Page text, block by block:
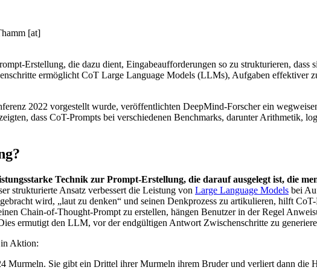
Erstellung, die dazu dient, Eingabeaufforderungen so zu strukturieren, dass
ermöglicht CoT Large Language Models (LLMs), Aufgaben effektiver
2022 vorgestellt wurde, veröffentlichten DeepMind-Forscher ein
dass CoT-Prompts bei verschiedenen Benchmarks, darunter Arithmetik,
Technik zur Prompt-Erstellung, die darauf ausgelegt ist, die
strukturierte Ansatz verbessert die Leistung von Large Language Models bei
wird, „laut zu denken“ und seinen Denkprozess zu artikulieren, hilft
Chain-of-Thought-Prompt zu erstellen, hängen Benutzer in der Regel
ermutigt den LLM, vor der endgültigen Antwort Zwischenschritte zu
Aktion:
Murmeln. Sie gibt ein Drittel ihrer Murmeln ihrem Bruder und verliert dann die